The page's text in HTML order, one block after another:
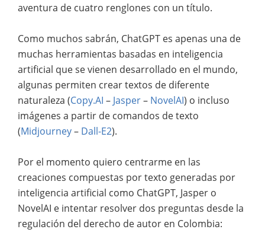
aventura de cuatro renglones con un título.
Como muchos sabrán, ChatGPT es apenas una de
muchas herramientas basadas en inteligencia
artificial que se vienen desarrollado en el mundo,
algunas permiten crear textos de diferente
naturaleza (Copy.AI – Jasper– NovelAI) o incluso
imágenes a partir de comandos de texto
(Midjourney– Dall-E2).
Por el momento quiero centrarme en las
creaciones compuestas por texto generadas por
inteligencia artificial como ChatGPT, Jasper o
NovelAI e intentar resolver dos preguntas desde la
regulación del derecho de autor en Colombia: